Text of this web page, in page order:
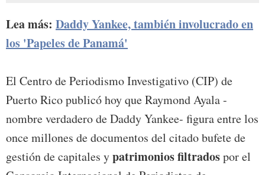
Lea más: Daddy Yankee, también involucrado en
los 'Papeles de Panamá'
El Centro de Periodismo Investigativo (CIP) de
Puerto Rico publicó hoy que Raymond Ayala -
nombre verdadero de Daddy Yankee- figura entre los
once millones de documentos del citado bufete de
gestión de capitales ypatrimonios filtradospor el